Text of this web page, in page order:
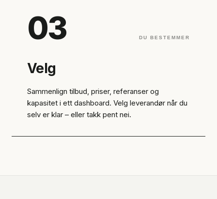
03 DU BESTEMMER
Velg
Sammenlign tilbud, priser, referanser og
kapasitet i ett dashboard. Velg leverandør når du
selv er klar – eller takk pent nei.